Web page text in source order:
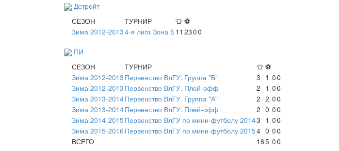
Детройт
СЕЗОН
ТУРНИР 👕 ⚽
Зима 2012-20134-я лига Зона Б11 2300
ПИ
СЕЗОН
ТУРНИР 👕 ⚽
Зима 2012-2013 Первенство ВлГУ. Группа "Б" 3 1 00
Зима 2012-2013 Первенство ВлГУ. Плей-офф 2 1 00
Зима 2013-2014Первенство ВлГУ. Группа "А" 2 2 00
Зима 2013-2014Первенство ВлГУ. Плей-офф 2 0 00
Зима 2014-2015Первенство ВлГУ по мини-футболу 20143 1 00
Зима 2015-2016 Первенство ВлГУ по мини-футболу 20154 0 00
ВСЕГО
165 00